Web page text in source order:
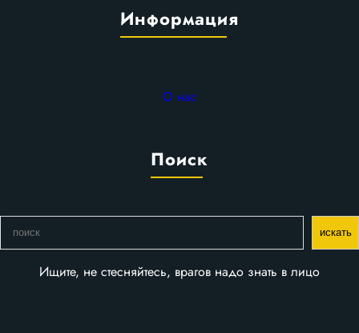
Информация
О нас
Поиск
с
искать
Ищите, не стесняйтесь, врагов надо знать в лицо